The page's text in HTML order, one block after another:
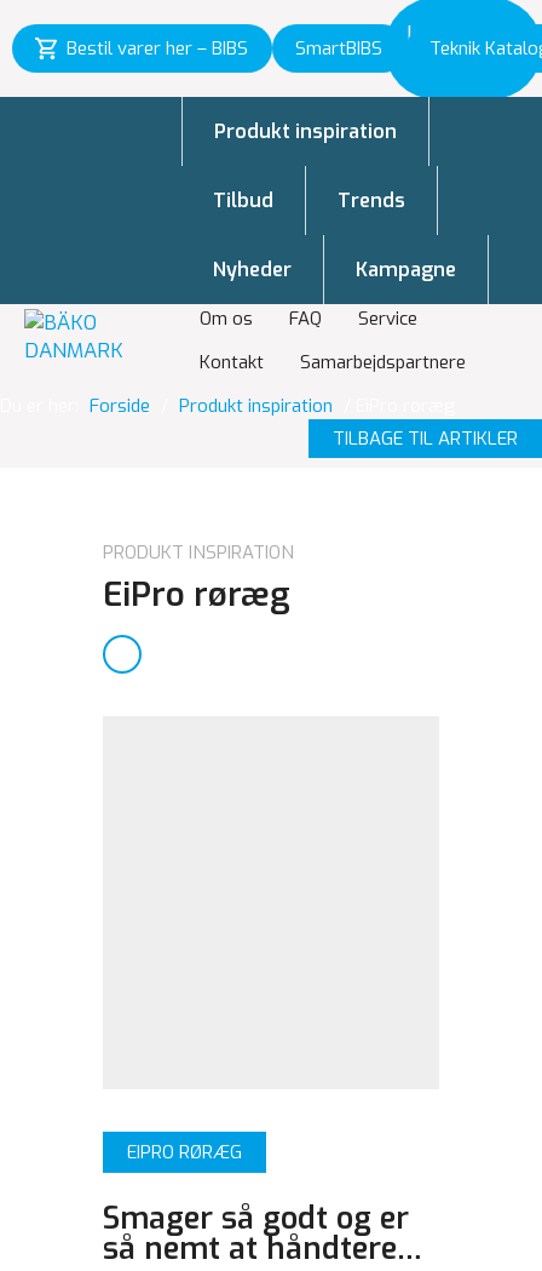
Bestil varer her – BIBS SmartBIBS Teknik
Inspiration
til vækst
Om os FAQ
Service
Kontakt
Samarbejdspartnere
Produkt inspiration
Tilbud Trends
Nyheder Kampagne
Forside Produkt inspiration
TILBAGE TIL ARTIKLER
PRODUKT INSPIRATION
EiPro røræg
EIPRO RØRÆG
Smager så godt og er
så nemt at håndtere…